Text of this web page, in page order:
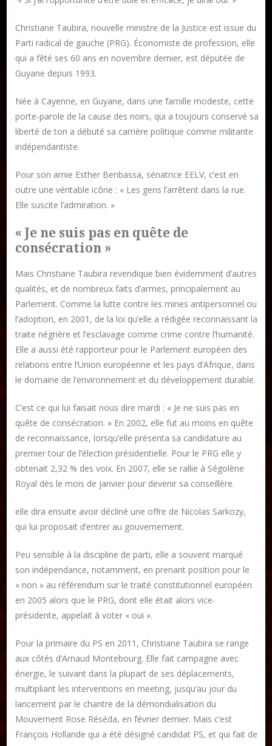
Collections
Formation en Édition Numérique
Les ateliers d’écriture littéraire
Mame Hulo
DON
Les ateliers d’écriture littéraire
Christiane Taubira, nouvelle ministre de la Justice est issue du
Parti radical de gauche (PRG). Économiste de profession, elle
qui a fêté ses 60 ans en novembre dernier, est députée de
Guyane depuis 1993.
Née à Cayenne, en Guyane, dans une famille modeste, cette
porte-parole de la cause des noirs, qui a toujours conservé sa
liberté de ton a débuté sa carrière politique comme militante
indépendantiste.
Pour son amie Esther Benbassa, sénatrice EELV, c’est en
outre une véritable icône : « Les gens l’arrêtent dans la rue.
Elle suscite l’admiration. »
« Je ne suis pas en quête de
consécration »
Mais Christiane Taubira revendique bien évidemment d’autres
qualités, et de nombreux faits d’armes, principalement au
Parlement. Comme la lutte contre les mines antipersonnel ou
l’adoption, en 2001, de la loi qu’elle a rédigée reconnaissant la
traite négrière et l’esclavage comme crime contre l’humanité.
Elle a aussi été rapporteur pour le Parlement européen des
relations entre l’Union européenne et les pays d’Afrique, dans
le domaine de l’environnement et du développement durable.
C’est ce qui lui faisait nous dire mardi : « Je ne suis pas en
quête de consécration. » En 2002, elle fut au moins en quête
de reconnaissance, lorsqu’elle présenta sa candidature au
premier tour de l’élection présidentielle. Pour le PRG elle y
obtenait 2,32 % des voix. En 2007, elle se rallie à Ségolène
Royal dès le mois de janvier pour devenir sa conseillère.
elle dira ensuite avoir décliné une offre de Nicolas Sarkozy,
qui lui proposait d’entrer au gouvernement.
Peu sensible à la discipline de parti, elle a souvent marqué
son indépendance, notamment, en prenant position pour le
« non » au référendum sur le traité constitutionnel européen
en 2005 alors que le PRG, dont elle était alors vice-
présidente, appelait à voter « oui ».
Pour la primaire du PS en 2011, Christiane Taubira se range
aux côtés d’Arnaud Montebourg. Elle fait campagne avec
énergie, le suivant dans la plupart de ses déplacements,
multipliant les interventions en meeting, jusqu’au jour du
lancement par le chantre de la démondialisation du
Mouvement Rose Réséda, en février dernier. Mais c’est
François Hollande qui a été désigné candidat PS, et qui fait de